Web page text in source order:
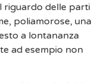
riguardo delle parti
poliamorose, una
a lontananza
ad esempio non